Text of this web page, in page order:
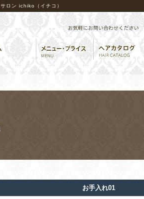
ロン ichiko（イチコ）
お手入れ01